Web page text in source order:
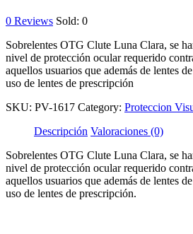
0 Reviews Sold: 0
Sobrelentes OTG Clute Luna Clara, se
nivel de protección ocular requerido
aquellos usuarios que además de lentes
uso de lentes de prescripción
SKU: PV-1617 Category: Proteccion
Descripción Valoraciones (0)
Sobrelentes OTG Clute Luna Clara, se
nivel de protección ocular requerido
aquellos usuarios que además de lentes
uso de lentes de prescripción.